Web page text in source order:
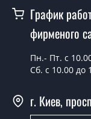
Да можно.
У вас
Да, мы имеем
Какая
График
фирменого
Пн.- Пт. с
Сб. с 10.00 до
г. Киев,